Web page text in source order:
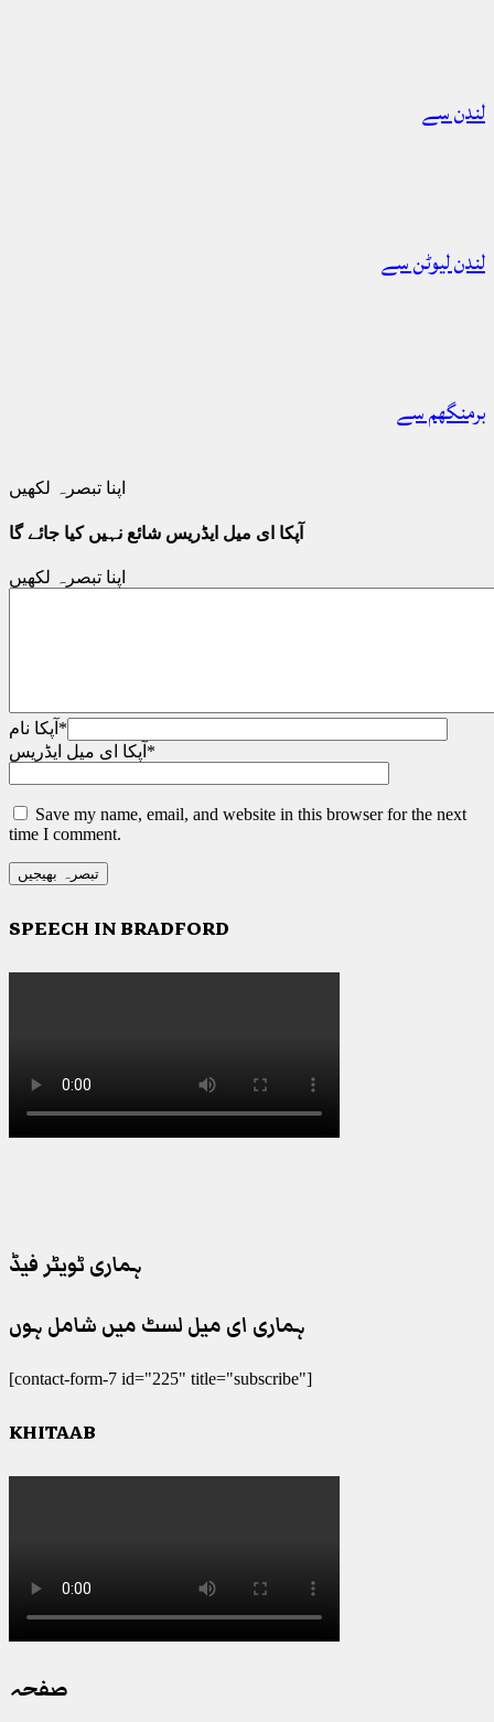
لندن سے
لندن لیوٹن سے
برمنگھم سے
اپنا تبصرہ لکھیں
آپکا ای میل ایڈریس شائع نہیں کیا جائے گا
اپنا تبصرہ لکھیں
آپکا نام *
آپکا ای میل ایڈریس *
Save my name, email, and website in this browser for the next
time I comment.
SPEECH IN BRADFORD
ہماری ٹویٹر فیڈ
ہماری ای میل لسٹ میں شامل ہوں
[contact-form-7 id="225" title="subscribe"]
KHITAAB
صفحہ